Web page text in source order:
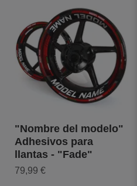
"Nombre del modelo"
Adhesivos para
llantas - "Fade"
79,99 €